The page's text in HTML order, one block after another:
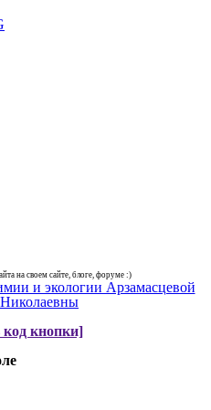
на своем сайте, блоге, форуме :)
кнопки]